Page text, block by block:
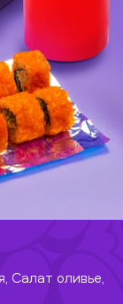
Салат оливье,